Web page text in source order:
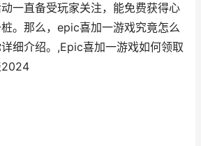
一直备受玩家关注，能免费获得心
。那么，epic喜加一游戏究竟怎么
细介绍。,Epic喜加一游戏如何领取
2024